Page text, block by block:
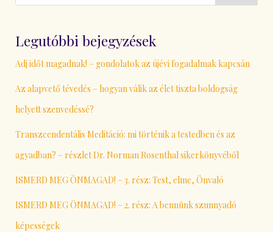
Legutóbbi bejegyzések
Adj időt magadnak! – gondolatok az újévi fogadalmak kapcsán
Az alapvető tévedés – hogyan válik az élet tiszta boldogság
helyett szenvedéssé?
Transzcendentális Meditáció: mi történik a testedben és az
agyadban? – részlet Dr. Norman Rosenthal sikerkönyvéből
ISMERD MEG ÖNMAGAD! – 3. rész: Test, elme, Önvaló
ISMERD MEG ÖNMAGAD! – 2. rész: A bennünk szunnyadó
képességek